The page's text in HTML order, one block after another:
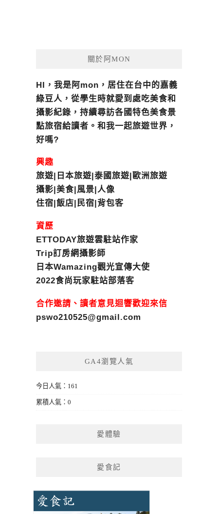
關於阿MON
HI，我是阿mon，居住在台中的嘉義
綠豆人，從學生時就愛到處吃美食和
攝影紀錄，持續尋訪各國特色美食景
點旅宿給讀者。和我一起旅遊世界，
好嗎?
興趣
旅遊|日本旅遊|泰國旅遊|歐洲旅遊
攝影|美食|風景|人像
住宿|飯店|民宿|背包客
資歷
ETTODAY旅遊雲駐站作家
Trip訂房網攝影師
日本Wamazing觀光宣傳大使
2022食尚玩家駐站部落客
合作邀請、讀者意見迴響歡迎來信
pswo210525@gmail.com
GA4瀏覽人氣
今日人氣：161
累積人氣：0
愛體驗
愛食記